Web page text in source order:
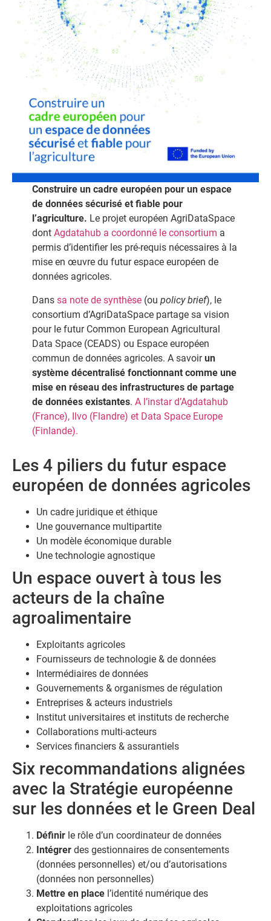
Construire un cadre européen pour un espace
de données sécurisé et fiable pour
l’agriculture. Le projet européen AgriDataSpace
dont Agdatahub a coordonné le consortium a
permis d’identifier les pré-requis nécessaires à la
mise en œuvre du futur espace européen de
données agricoles.
Dans sa note de synthèse(ou policy brief), le
consortium d’AgriDataSpace partage sa vision
pour le futur Common European Agricultural
Data Space (CEADS) ou Espace européen
commun de données agricoles. A savoirun
système décentralisé fonctionnant comme une
mise en réseau des infrastructures de partage
de données existantes. A l’instar d’Agdatahub
(France), Ilvo (Flandre) et Data Space Europe
(Finlande).
Les 4 piliers du futur espace
européen de données agricoles
Un cadre juridique et éthique
Une gouvernance multipartite
Un modèle économique durable
Une technologie agnostique
Un espace ouvert à tous les
acteurs de la chaîne
agroalimentaire
Exploitants agricoles
Fournisseurs de technologie & de données
Intermédiaires de données
Gouvernements & organismes de régulation
Entreprises & acteurs industriels
Institut universitaires et instituts de recherche
Collaborations multi-acteurs
Services financiers & assurantiels
Six recommandations alignées
avec la Stratégie européenne
sur les données et le Green Deal
Définir le rôle d’un coordinateur de données
Intégrer des gestionnaires de consentements
(données personnelles) et/ou d’autorisations
(données non personnelles)
Mettre en place l’identité numérique des
exploitations agricoles